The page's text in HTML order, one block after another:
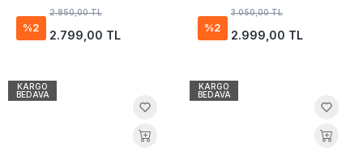
%2
2.850,00 TL
2.799,00 TL
%2
3.050,00 TL
2.999,00 TL
KARGO
BEDAVA
KARGO
BEDAVA